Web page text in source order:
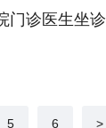
诊医生坐
5 6 >